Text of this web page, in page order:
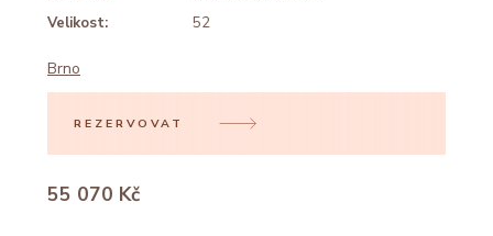
Velikost:
52
Brno
REZERVOVAT
55 070 Kč